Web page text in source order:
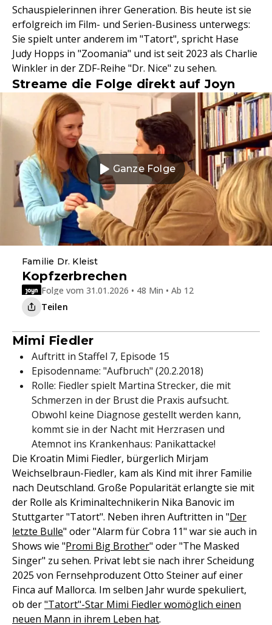
Schauspielerinnen ihrer Generation. Bis heute ist sie
erfolgreich im Film- und Serien-Business unterwegs:
Sie spielt unter anderem im "Tatort", spricht Hase
Judy Hopps in "Zoomania" und ist seit 2023 als Charlie
Winkler in der ZDF-Reihe "Dr. Nice" zu sehen.
Streame die Folge direkt auf Joyn
Ganze Folge
Familie Dr. Kleist
Kopfzerbrechen
Folge vom 31.01.2026 • 48 Min • Ab 12
Teilen
Mimi Fiedler
Auftritt in Staffel 7, Episode 15
Episodenname: "Aufbruch" (20.2.2018)
Rolle: Fiedler spielt Martina Strecker, die mit
Schmerzen in der Brust die Praxis aufsucht.
Obwohl keine Diagnose gestellt werden kann,
kommt sie in der Nacht mit Herzrasen und
Atemnot ins Krankenhaus: Panikattacke!
Die Kroatin Mimi Fiedler, bürgerlich Mirjam
Weichselbraun-Fiedler, kam als Kind mit ihrer Familie
nach Deutschland. Große Popularität erlangte sie mit
der Rolle als Kriminaltechnikerin Nika Banovic im
Stuttgarter "Tatort". Neben ihren Auftritten in "Der
letzte Bulle" oder "Alarm für Cobra 11" war sie auch in
Shows wie "Promi Big Brother" oder "The Masked
Singer" zu sehen. Privat lebt sie nach ihrer Scheidung
2025 von Fernsehproduzent Otto Steiner auf einer
Finca auf Mallorca. Im selben Jahr wurde spekuliert,
ob der"Tatort"-Star Mimi Fiedler womöglich einen
neuen Mann in ihrem Leben hat.